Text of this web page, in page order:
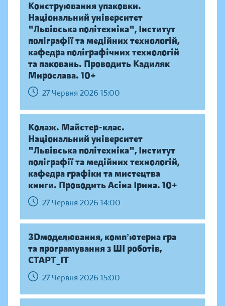
Конструювання упаковки.
Національний університет
"Львівська політехніка", Інститут
поліграфії та медійних технологій,
кафедра поліграфічних технологій
та паковань. Проводить Кадиляк
Мирослава. 10+
27 Червня 2026 15:00
Колаж. Майстер-клас.
Національний університет
"Львівська політехніка", Інститут
поліграфії та медійних технологій,
кафедра графіки та мистецтва
книги. Проводить Асіна Ірина. 10+
27 Червня 2026 14:00
ЗDмоделювання, компʼютерна гра
та програмування з ШІ роботів,
СТАРТ_ІТ
27 Червня 2026 15:00